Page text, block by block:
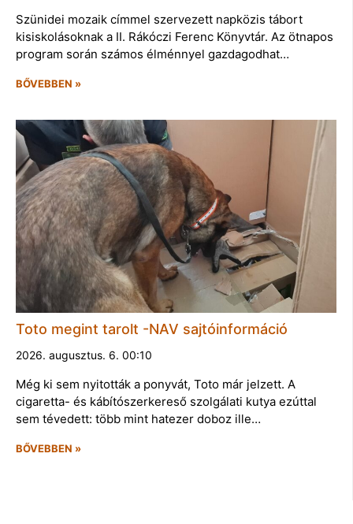
Szünidei mozaik címmel szervezett napközis tábort
kisiskolásoknak a II. Rákóczi Ferenc Könyvtár. Az ötnapos
program során számos élménnyel gazdagodhat…
BŐVEBBEN »
Toto megint tarolt -NAV sajtóinformáció
2026. augusztus. 6. 00:10
Még ki sem nyitották a ponyvát, Toto már jelzett. A
cigaretta- és kábítószerkereső szolgálati kutya ezúttal
sem tévedett: több mint hatezer doboz ille…
BŐVEBBEN »